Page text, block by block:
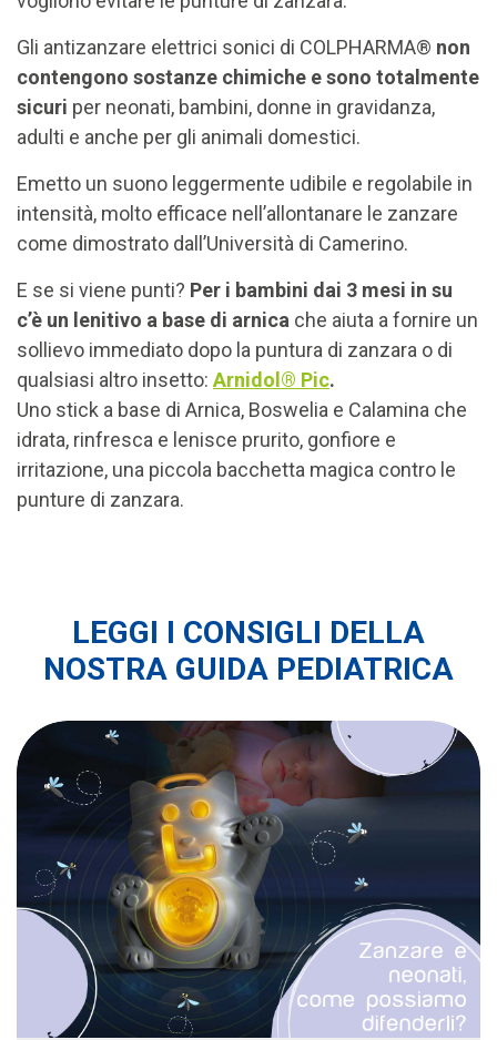
Gli antizanzare elettrici sonici di COLPHARMA® non
contengono sostanze chimiche e sono totalmente
sicuri per neonati, bambini, donne in gravidanza,
adulti e anche per gli animali domestici.
Emetto un suono leggermente udibile e regolabile in
intensità, molto efficace nell’allontanare le zanzare
come dimostrato dall’Università di Camerino.
E se si viene punti? Per i bambini dai 3 mesi in su
c’è un lenitivo a base di arnica che aiuta a fornire un
sollievo immediato dopo la puntura di zanzara o di
qualsiasi altro insetto: Arnidol® Pic.
Uno stick a base di Arnica, Boswelia e Calamina che
idrata, rinfresca e lenisce prurito, gonfiore e
irritazione, una piccola bacchetta magica contro le
punture di zanzara.
LEGGI I CONSIGLI DELLA
NOSTRA GUIDA PEDIATRICA